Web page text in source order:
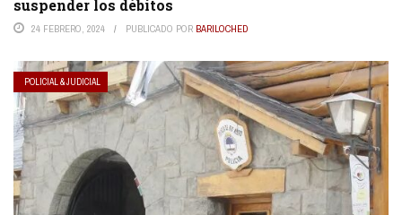
suspender los débitos
24 FEBRERO, 2024 PUBLICADO POR BARILOCHED
POLICIAL & JUDICIAL